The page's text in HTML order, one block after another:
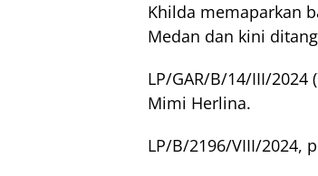
Khilda memaparkan
Medan dan kini
LP/GAR/B/14/III/
Mimi Herlina.
LP/B/2196/VIII/2024,